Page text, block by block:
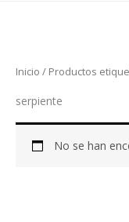
Inicio / Productos
serpiente
No se han